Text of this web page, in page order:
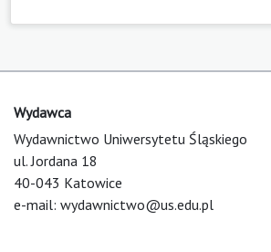
Wydawca
Wydawnictwo Uniwersytetu Śląskiego
ul. Jordana 18
40-043 Katowice
e-mail: wydawnictwo@us.edu.pl